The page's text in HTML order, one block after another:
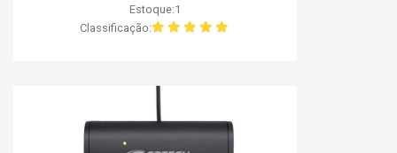
Estoque:1
Classificação: